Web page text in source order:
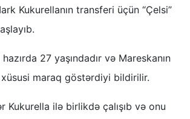
Kukurellanın transferi üçün “Çelsi”
27 yaşındadır və Mareskanın
maraq göstərdiyi bildirilir.
Kukurella ilə birlikdə çalışıb və onu